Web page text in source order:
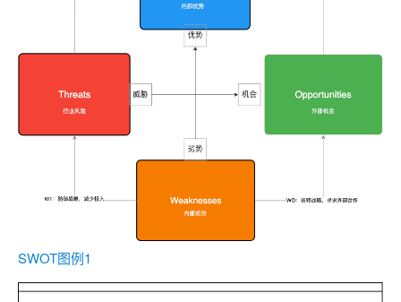
SWOT图例1